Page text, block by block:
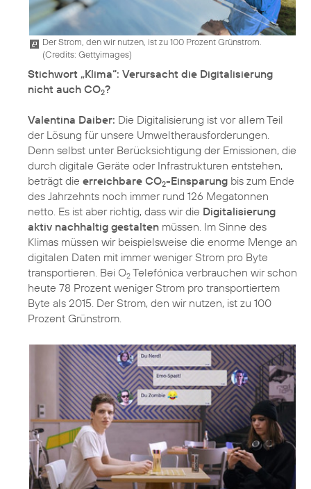
Der Strom, den wir nutzen, ist zu 100 Prozent Grünstrom.
(Credits: Gettyimages)
Stichwort „Klima“: Verursacht die Digitalisierung
nicht auch CO2?
Valentina Daiber: Die Digitalisierung ist vor allem Teil
der Lösung für unsere Umweltherausforderungen.
Denn selbst unter Berücksichtigung der Emissionen, die
durch digitale Geräte oder Infrastrukturen entstehen,
beträgt die erreichbare CO2-Einsparung bis zum Ende
des Jahrzehnts noch immer rund 126 Megatonnen
netto. Es ist aber richtig, dass wir die Digitalisierung
aktiv nachhaltig gestalten müssen. Im Sinne des
Klimas müssen wir beispielsweise die enorme Menge an
digitalen Daten mit immer weniger Strom pro Byte
transportieren. Bei O2 Telefónica verbrauchen wir schon
heute 78 Prozent weniger Strom pro transportiertem
Byte als 2015. Der Strom, den wir nutzen, ist zu 100
Prozent Grünstrom.